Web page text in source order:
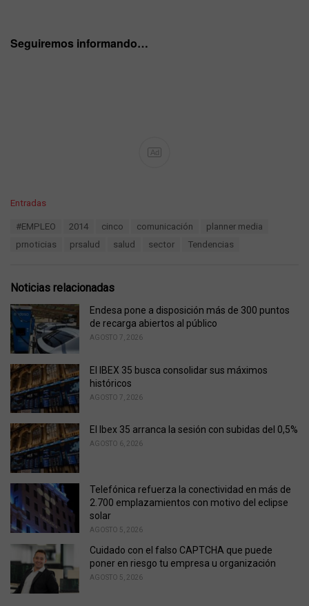
Seguiremos informando…
Ad
C
i
e
s
:
Entradas
#EMPLEO 2014 cinco comunicación
planner media
prnoticias
prsalud salud sector Tendencias
Noticias relacionadas
Endesa pone a disposición más de 300 puntos
de recarga abiertos al público
AGOSTO 7, 2026
El IBEX 35 busca consolidar sus máximos
históricos
AGOSTO 7, 2026
El Ibex 35 arranca la sesión con subidas del 0,5%
AGOSTO 6, 2026
Telefónica refuerza la conectividad en más de
2.700 emplazamientos con motivo del eclipse
solar
AGOSTO 5, 2026
Cuidado con el falso CAPTCHA que puede
poner en riesgo tu empresa u organización
AGOSTO 5, 2026